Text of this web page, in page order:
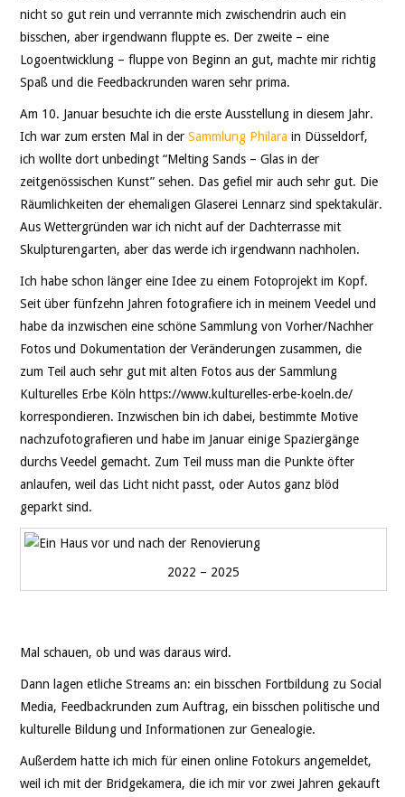
nicht so gut rein und verrannte mich zwischendrin auch ein
bisschen, aber irgendwann fluppte es. Der zweite – eine
Logoentwicklung – fluppe von Beginn an gut, machte mir richtig
Spaß und die Feedbackrunden waren sehr prima.
Am 10. Januar besuchte ich die erste Ausstellung in diesem Jahr.
Ich war zum ersten Mal in derSammlung Philara in Düsseldorf,
ich wollte dort unbedingt “Melting Sands – Glas in der
zeitgenössischen Kunst” sehen. Das gefiel mir auch sehr gut. Die
Räumlichkeiten der ehemaligen Glaserei Lennarz sind spektakulär.
Aus Wettergründen war ich nicht auf der Dachterrasse mit
Skulpturengarten, aber das werde ich irgendwann nachholen.
Ich habe schon länger eine Idee zu einem Fotoprojekt im Kopf.
Seit über fünfzehn Jahren fotografiere ich in meinem Veedel und
habe da inzwischen eine schöne Sammlung von Vorher/Nachher
Fotos und Dokumentation der Veränderungen zusammen, die
zum Teil auch sehr gut mit alten Fotos aus der Sammlung
Kulturelles Erbe Köln https://www.kulturelles-erbe-koeln.de/
korrespondieren. Inzwischen bin ich dabei, bestimmte Motive
nachzufotografieren und habe im Januar einige Spaziergänge
durchs Veedel gemacht. Zum Teil muss man die Punkte öfter
anlaufen, weil das Licht nicht passt, oder Autos ganz blöd
geparkt sind.
2022 – 2025
Mal schauen, ob und was daraus wird.
Dann lagen etliche Streams an: ein bisschen Fortbildung zu Social
Media, Feedbackrunden zum Auftrag, ein bisschen politische und
kulturelle Bildung und Informationen zur Genealogie.
Außerdem hatte ich mich für einen online Fotokurs angemeldet,
weil ich mit der Bridgekamera, die ich mir vor zwei Jahren gekauft